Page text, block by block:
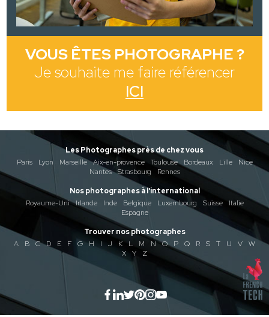
VOUS ÊTES PHOTOGRAPHE ?
Je souhaite me faire référencer
ICI
Les Photographes près de chez vous
Paris
Lyon Marseille Aix-en-provence Toulouse Bordeaux Lille
Nice
Nantes
Strasbourg
Rennes
Nos photographes à l'international
Royaume-Uni
Irlande Inde Belgique Luxembourg Suisse
Italie
Espagne
Trouver nos photographes
A
B C D E F G H I J K L M N O P Q R S T U V
W
X
Y Z